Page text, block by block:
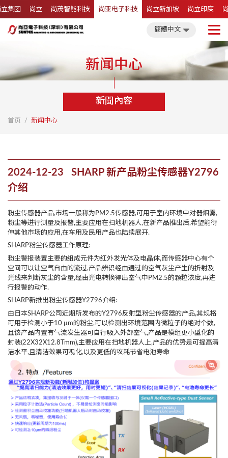
集团 尚立 尚茂智能科技 尚亚电子科技 尚立新加坡 尚立印度
簡體中文
新闻中心
新聞內容
首页 新闻中心
2024-12-23 SHARP 新产品粉尘传感器Y2796
介绍
粉尘传感器产品,市场一般称为PM2.5传感器,可用于室内环境中对器烟雾,
粉尘等进行测量及报警,主要应用在扫地机器人,在新产品推出后,希望能衍
伸其他市场的应用,在车用及民用产品也陆续展开.
SHARP粉尘传感器工作原理:
粉尘警报装置主要的组成元件为红外发光体及电晶体,而传感器中心有个
空间可以让空气自由的流过,产品辨识经由通过的空气灰尘产生的折射及
光线来判断灰尘的含量,经由光电转换得出空气中PM2.5的颗粒浓度,再进
行报警的动作.
SHARP新推出粉尘传感器Y2796介绍:
由日本SHARP公司近期所发布的Y2796反射型粉尘传感器的产品,其规格
可用于检测小于10 μm的粉尘,可以检测出环境范围内微粒子的绝对个数,
且该产品内置有气流发生器可自行吸入外部空气,产品是模组更小型化的
封装(22X32X12.8Tmm),主要应用在扫地机器人上,产品的优势是可提高清
洁水平,且清洁效果可视化,以及更低的攻耗节省电池寿命